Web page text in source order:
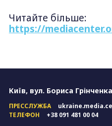
Читайте більше:
https://
Київ, вул. Бориса
ПРЕССЛУЖБА
ТЕЛЕФОН
+38 091 481 00 04